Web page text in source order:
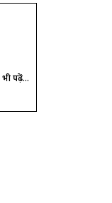
पढ़ें...